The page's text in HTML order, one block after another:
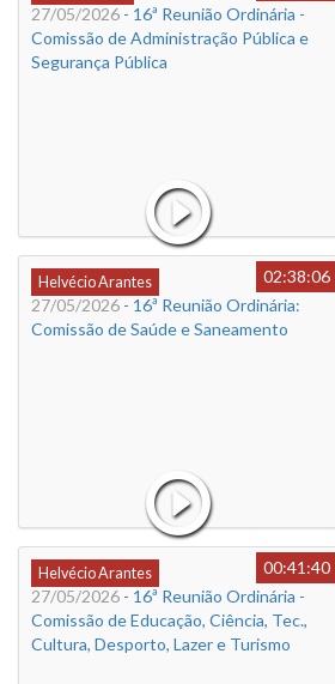
27/05/2026 - 16ª Reunião Ordinária -
Comissão de Administração Pública e
Segurança Pública
Helvécio Arantes
02:38:06
27/05/2026 - 16ª Reunião Ordinária:
Comissão de Saúde e Saneamento
Helvécio Arantes
00:41:40
27/05/2026 - 16ª Reunião Ordinária -
Comissão de Educação, Ciência, Tec.,
Cultura, Desporto, Lazer e Turismo